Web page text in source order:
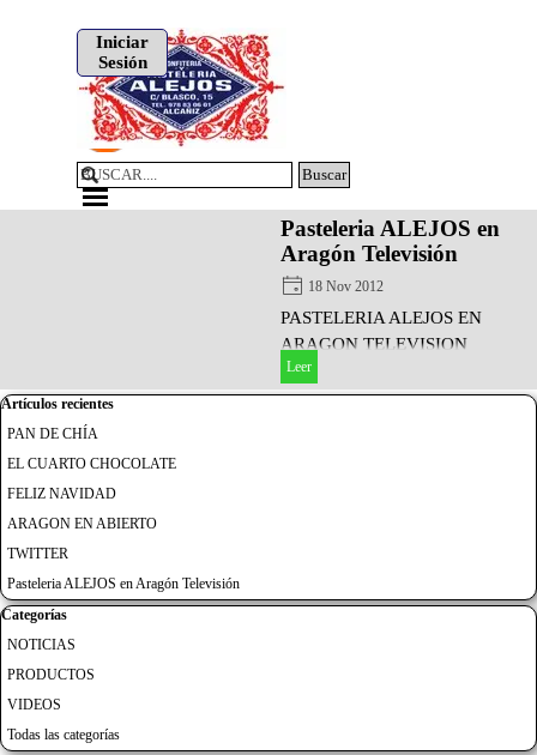
Iniciar
Sesión
Buscar
Saltar menú
Pasteleria ALEJOS en
Aragón Televisión
18 Nov 2012
PASTELERIA ALEJOS EN
ARAGON TELEVISION
Leer
Saltar el bloque Artículos recientes
Artículos recientes
PAN DE CHÍA
EL CUARTO CHOCOLATE
FELIZ NAVIDAD
ARAGON EN ABIERTO
TWITTER
Pasteleria ALEJOS en Aragón Televisión
Saltar el bloque Categorías
Categorías
NOTICIAS
PRODUCTOS
VIDEOS
Todas las categorías